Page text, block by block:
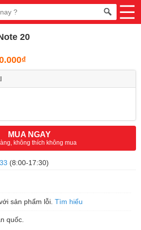
20
MUA NGAY
không thích không mua
(8:00-17:30)
sản phẩm lỗi. Tìm hiểu
quốc.